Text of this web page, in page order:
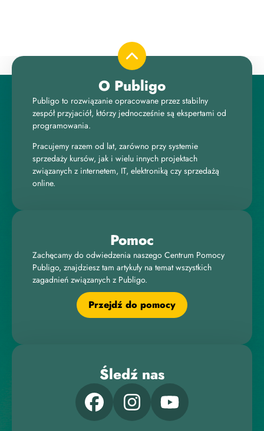
O Publigo
Publigo to rozwiązanie opracowane przez stabilny
zespół przyjaciół, którzy jednocześnie są ekspertami od
programowania.
Pracujemy razem od lat, zarówno przy systemie
sprzedaży kursów, jak i wielu innych projektach
związanych z internetem, IT, elektroniką czy sprzedażą
online.
Pomoc
Zachęcamy do odwiedzenia naszego Centrum Pomocy
Publigo, znajdziesz tam artykuły na temat wszystkich
zagadnień związanych z Publigo.
Przejdź do pomocy
Śledź nas